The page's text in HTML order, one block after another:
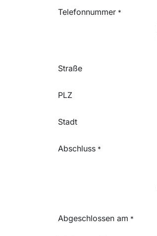
Telefonnummer *
Straße
PLZ
Stadt
Abschluss *
Abgeschlossen am *